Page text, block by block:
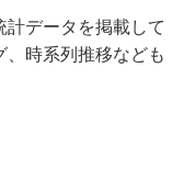
データを掲載して
時系列推移なども